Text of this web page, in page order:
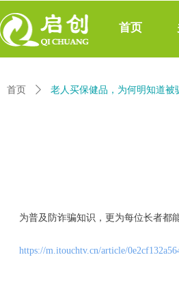
首页
首页 ꄲ 老人买保健品，为何明知道被
为普及防诈骗知识，更为每位长者都
https://m.itouchtv.cn/article/